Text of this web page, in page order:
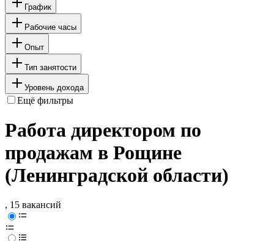
График
Рабочие часы
Опыт
Тип занятости
Уровень дохода
Ещё фильтры
Работа директором по
продажам в Рощине
(Ленинградской области)
, 15 вакансий